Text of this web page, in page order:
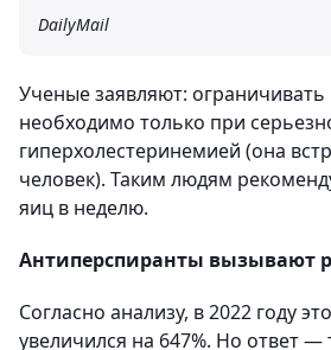
DailyMail
Ученые заявляют:
необходимо только при
гиперхолестеринемией (она
человек). Таким людям
яиц в неделю.
Антиперспиранты вызывают
Согласно анализу, в 2022 году
увеличился на 647%. Но ответ —